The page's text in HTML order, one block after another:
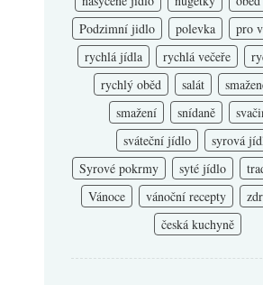
Podzimní jidlo
polevka
pro
rychlá jídla
rychlá večeře
rychlý oběd
salát
smažení
snídaně
sváteční jídlo
syrová
Syrové pokrmy
syté jídlo
Vánoce
vánoční recepty
česká kuchyně